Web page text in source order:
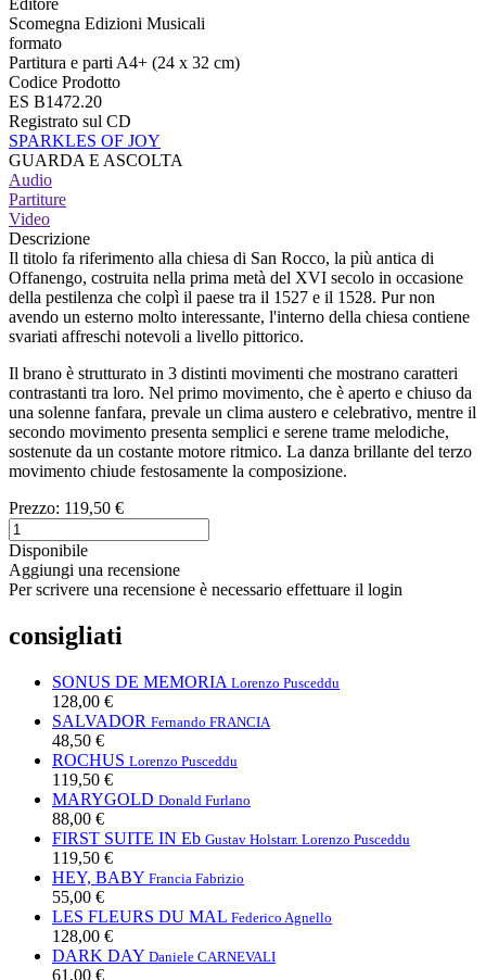
Scomegna Edizioni Musicali
formato
Partitura e parti A4+ (24 x 32 cm)
Codice Prodotto
ES B1472.20
Registrato sul CD
SPARKLES OF JOY
GUARDA E ASCOLTA
Audio
Partiture
Video
Descrizione
Il titolo fa riferimento alla chiesa di San Rocco, la più antica di
Offanengo, costruita nella prima metà del XVI secolo in occasione
della pestilenza che colpì il paese tra il 1527 e il 1528. Pur non
avendo un esterno molto interessante, l'interno della chiesa contiene
svariati affreschi notevoli a livello pittorico.
Il brano è strutturato in 3 distinti movimenti che mostrano caratteri
contrastanti tra loro. Nel primo movimento, che è aperto e chiuso da
una solenne fanfara, prevale un clima austero e celebrativo, mentre il
secondo movimento presenta semplici e serene trame melodiche,
sostenute da un costante motore ritmico. La danza brillante del terzo
movimento chiude festosamente la composizione.
Prezzo: 119,50 €
Disponibile
Aggiungi una recensione
Per scrivere una recensione è necessario effettuare il login
consigliati
SONUS DE MEMORIA Lorenzo Pusceddu
128,00 €
SALVADOR Fernando FRANCIA
48,50 €
ROCHUS Lorenzo Pusceddu
119,50 €
MARYGOLD Donald Furlano
88,00 €
FIRST SUITE IN Eb Gustav Holstarr. Lorenzo Pusceddu
119,50 €
HEY, BABY Francia Fabrizio
55,00 €
LES FLEURS DU MAL Federico Agnello
128,00 €
DARK DAY Daniele CARNEVALI
61,00 €